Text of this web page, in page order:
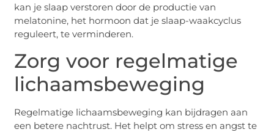
kan je slaap verstoren door de productie van
melatonine, het hormoon dat je slaap-waakcyclus
reguleert, te verminderen.
Zorg voor regelmatige
lichaamsbeweging
Regelmatige lichaamsbeweging kan bijdragen aan
een betere nachtrust. Het helpt om stress en angst te